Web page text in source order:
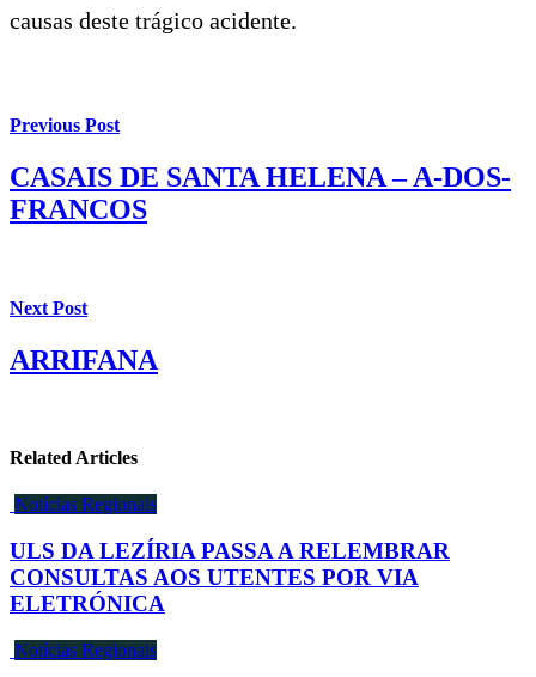
causas deste trágico acidente.
Previous Post
CASAIS DE SANTA HELENA – A-DOS-
FRANCOS
Next Post
ARRIFANA
Related Articles
Notícias Regionais
ULS DA LEZÍRIA PASSA A RELEMBRAR
CONSULTAS AOS UTENTES POR VIA
ELETRÓNICA
Notícias Regionais